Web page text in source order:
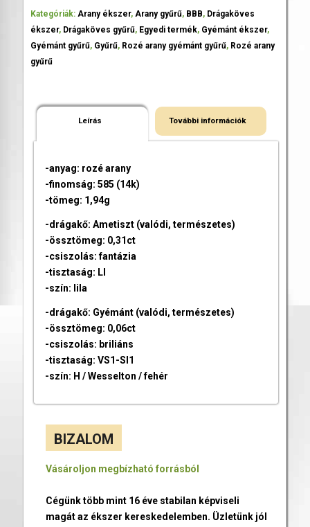
Kategóriák: Arany ékszer, Arany gyűrű, BBB, Drágaköves
ékszer, Drágaköves gyűrű, Egyedi termék, Gyémánt ékszer,
Gyémánt gyűrű, Gyűrű, Rozé arany gyémánt gyűrű, Rozé arany
gyűrű
Leírás További információk
-anyag: rozé arany
-finomság: 585 (14k)
-tömeg: 1,94g
-drágakő: Ametiszt (valódi, természetes)
-össztömeg: 0,31ct
-csiszolás: fantázia
-tisztaság: LI
-szín: lila
-drágakő: Gyémánt (valódi, természetes)
-össztömeg: 0,06ct
-csiszolás: briliáns
-tisztaság: VS1-SI1
-szín: H / Wesselton / fehér
BIZALOM
Vásároljon megbízható forrásból
Cégünk több mint 16 éve stabilan képviseli
magát az ékszer kereskedelemben. Üzletünk jól